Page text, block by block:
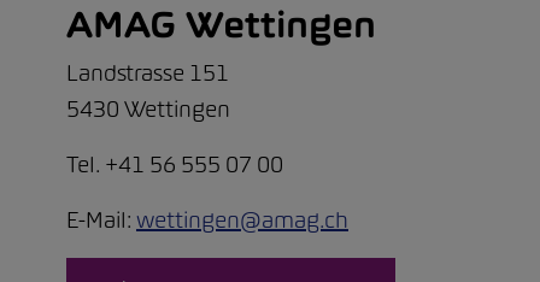
AMAG Wettingen
Landstrasse 151
5430 Wettingen
Tel. +41 56 555 07 00
E-Mail: wettingen@amag.ch